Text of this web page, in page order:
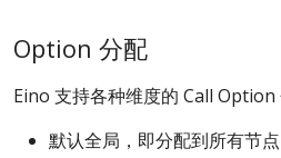
Option 分配
Eino 支持各种维度的 Call Option
默认全局，即分配到所有节